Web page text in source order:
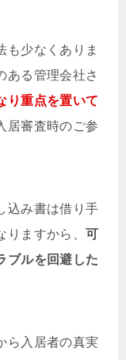
も少なくありま
ある管理会社さ
り重点を置いて
居審査時のご参
込み書は借り手
りますから、可
ブルを回避した
ら入居者の真実